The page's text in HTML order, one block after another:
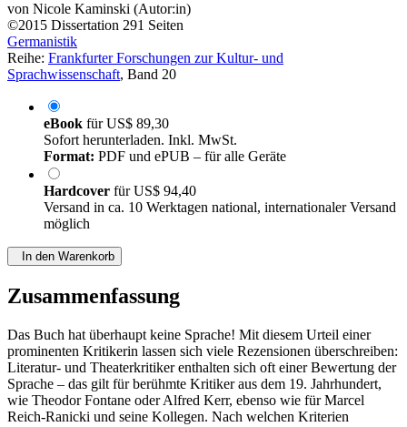
von Nicole Kaminski (Autor:in)
©2015 Dissertation 291 Seiten
Germanistik
Reihe: Frankfurter Forschungen zur Kultur- und
Sprachwissenschaft, Band 20
eBook fürUS$ 89,30
Sofort herunterladen. Inkl. MwSt.
Format: PDF und ePUB – für alle Geräte
Hardcover fürUS$ 94,40
Versand in ca. 10 Werktagen national, internationaler Versand
möglich
In den Warenkorb
Zusammenfassung
Das Buch hat überhaupt keine Sprache! Mit diesem Urteil einer
prominenten Kritikerin lassen sich viele Rezensionen überschreiben:
Literatur- und Theaterkritiker enthalten sich oft einer Bewertung der
Sprache – das gilt für berühmte Kritiker aus dem 19. Jahrhundert,
wie Theodor Fontane oder Alfred Kerr, ebenso wie für Marcel
Reich-Ranicki und seine Kollegen. Nach welchen Kriterien